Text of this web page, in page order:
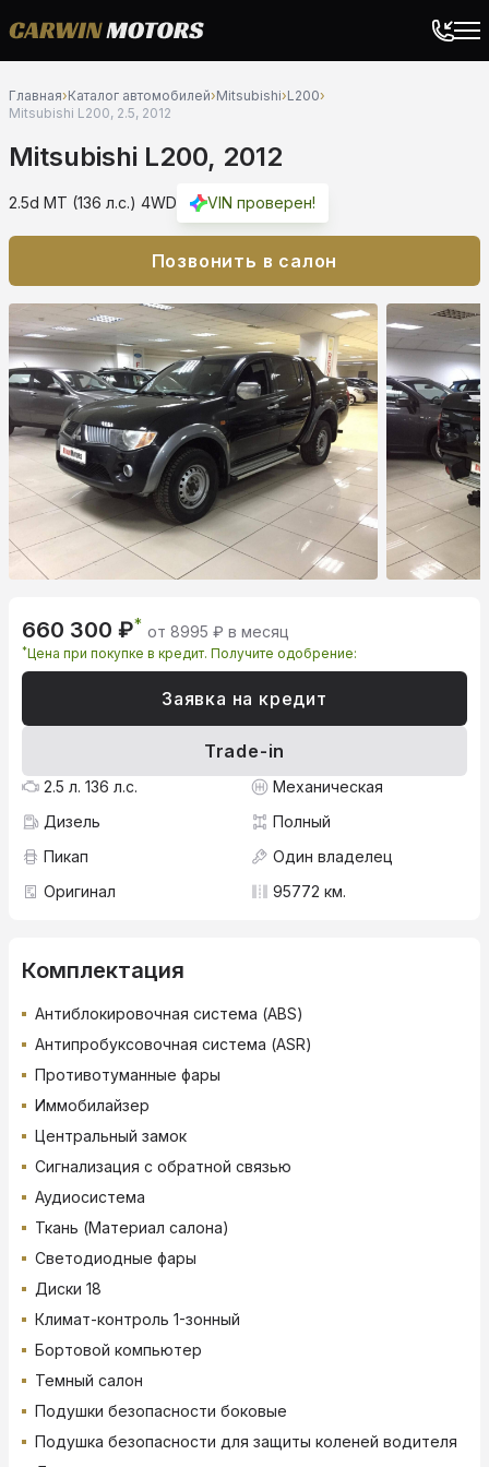
Главная›Каталог автомобилей›Mitsubishi›L200›
Mitsubishi L200, 2.5, 2012
Mitsubishi L200, 2012
2.5d MT (136 л.с.) 4WD VIN проверен!
Позвонить в салон
660 300 ₽* от 8995 ₽ в месяц
*Цена при покупке в кредит. Получите одобрение:
Заявка на кредит
Trade-in
2.5 л. 136 л.с.
Механическая
Дизель
Полный
Пикап
Один владелец
Оригинал
95772 км.
Комплектация
Антиблокировочная система (ABS)
Антипробуксовочная система (ASR)
Противотуманные фары
Иммобилайзер
Центральный замок
Сигнализация с обратной связью
Аудиосистема
Ткань (Материал салона)
Светодиодные фары
Диски 18
Климат-контроль 1-зонный
Бортовой компьютер
Темный салон
Подушки безопасности боковые
Подушка безопасности для защиты коленей водителя